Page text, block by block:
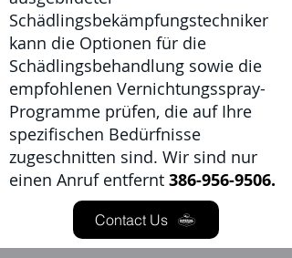
Schädlingsbekämpfungstechniker
kann die Optionen für die
Schädlingsbehandlung sowie die
empfohlenen Vernichtungsspray-
Programme prüfen, die auf Ihre
spezifischen Bedürfnisse
zugeschnitten sind. Wir sind nur
einen Anruf entfernt 386-956-9506.
Contact Us